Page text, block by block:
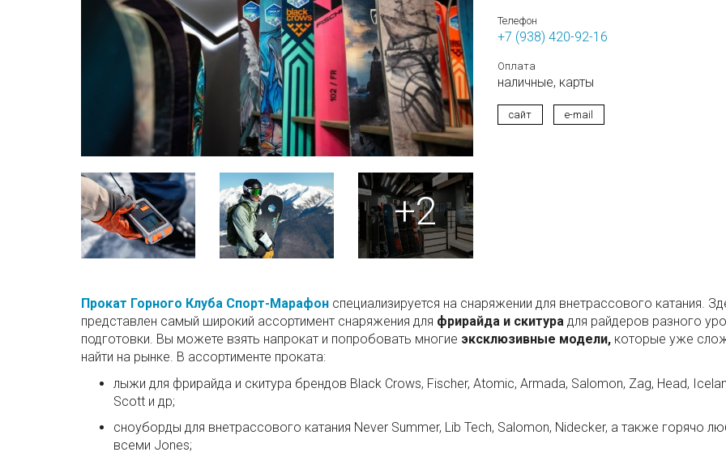
Телефон
+7 (938) 420-92-16
Оплата
наличные, карты
сайт e-mail
+2
Прокат Горного Клуба Спорт-Марафон специализируется на снаряжении для внетрассового катания.
представлен самый широкий ассортимент снаряжения для фрирайда и скитура для райдеров разного
подготовки. Вы можете взять напрокат и попробовать многие эксклюзивные модели, которые уже
найти на рынке. В ассортименте проката:
лыжи для фрирайда и скитура брендов Black Crows, Fischer, Atomic, Armada, Salomon, Zag, Head,
Scott и др;
сноуборды для внетрассового катания Never Summer, Lib Tech, Salomon, Nidecker, а также горячо
всеми Jones;